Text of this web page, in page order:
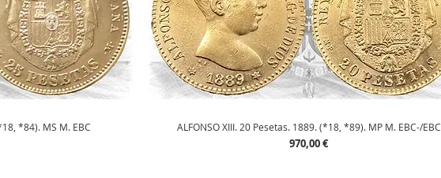
*84). MS M. EBC Vista rápida
ALFONSO XIII. 20 Pesetas. 1889. (*18, *89). MP M. EBC-/EBC
Precio
970,00 €